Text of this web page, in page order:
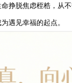
挣脱焦虑桎梏，从
遇见幸福的起点。